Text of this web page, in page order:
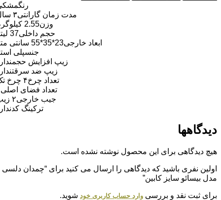
رنگمشکی
مدت زمان گارانتی ۳ سال
وزن2.55 کیلوگرم
حجم داخلی 37 لیتر
ابعاد خارجی 23*35*55 سانتی متر
جنسپلی استر
زیپ افزایش حجمندارد
زیپ ضد سرقتندارد
تعداد چرخ۴ چرخ تک
تعداد فضای اصلی ۱
جیب خارجی ۲ زیپ
ترکینگ کدندارد
دیدگاهها
هیچ دیدگاهی برای این محصول نوشته نشده است.
اولین نفری باشید که دیدگاهی را ارسال می کنید برای “چمدان دلسی
مدل بیسائو سایز کابین”
برای ثبت نقد و بررسی وارد حساب کاربری خودشوید.